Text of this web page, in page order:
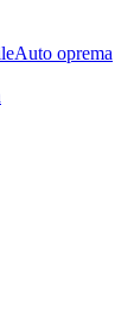
Auto oprema